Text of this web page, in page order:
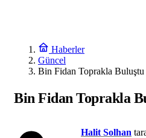
Haberler
Güncel
Bin Fidan Toprakla Buluştu
Bin Fidan Toprakla
Halit Solhan